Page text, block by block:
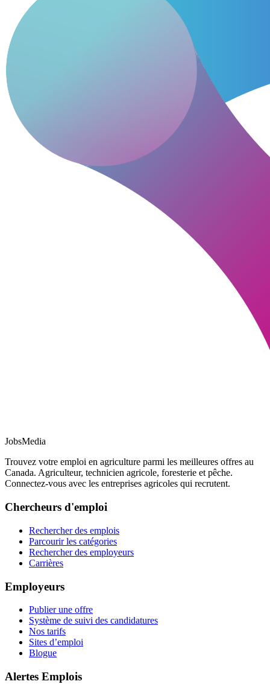
JobsMedia
Trouvez votre emploi en agriculture parmi les meilleures offres au
Canada. Agriculteur, technicien agricole, foresterie et pêche.
Connectez-vous avec les entreprises agricoles qui recrutent.
Chercheurs d'emploi
Rechercher des emplois
Parcourir les catégories
Rechercher des employeurs
Carrières
Employeurs
Publier une offre
Système de suivi des candidatures
Nos tarifs
Sites d’emploi
Blogue
Alertes Emplois